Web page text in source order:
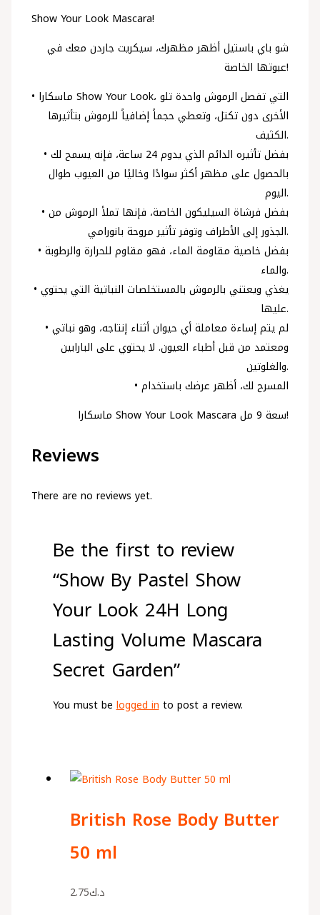
Show Your Look Mascara!
شو باي باستيل أظهر مظهرك، سيكريت جاردن معك في
عبوتها الخاصة!
• ماسكارا Show Your Look، التي تفصل الرموش واحدة تلو
الأخرى دون تكتل، وتعطي حجماً إضافياً للرموش بتأثيرها
الكثيف.
• بفضل تأثيره الدائم الذي يدوم 24 ساعة، فإنه يسمح لك
بالحصول على مظهر أكثر سوادًا وخاليًا من العيوب طوال
اليوم.
• بفضل فرشاة السيليكون الخاصة، فإنها تملأ الرموش من
الجذور إلى الأطراف وتوفر تأثير مروحة بانورامي.
• بفضل خاصية مقاومة الماء، فهو مقاوم للحرارة والرطوبة
والماء.
• يغذي ويعتني بالرموش بالمستخلصات النباتية التي يحتوي
عليها.
• لم يتم إساءة معاملة أي حيوان أثناء إنتاجه، وهو نباتي
ومعتمد من قبل أطباء العيون. لا يحتوي على البارابين
والغلوتين.
• المسرح لك، أظهر عرضك باستخدام
ماسكارا Show Your Look Mascara سعة 9 مل!
Reviews
There are no reviews yet.
Be the first to review
“Show By Pastel Show
Your Look 24H Long
Lasting Volume Mascara
Secret Garden”
You must belogged into post a review.
British Rose Body Butter
50 ml
د.ك2.75